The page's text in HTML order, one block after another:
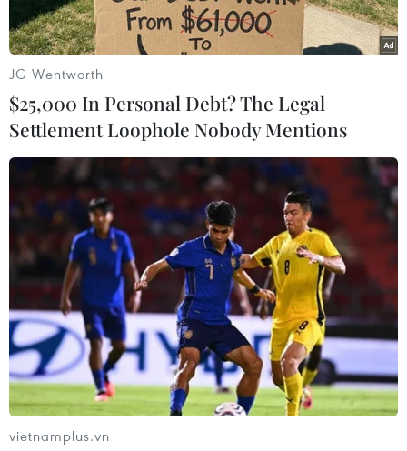
Từ 15 giờ ngày 1/8, giá xăng RON95 giảm
hơn 300 đồng mỗi lít
01/08/2019 08:03
Từ 15 giờ ngày 1/8, xăng E5 RON92 giảm 377 đồng/lít,
xăng RON95-III giảm 316 đồng/lít. Mặt hàng dầu diesel
0,05S tăng 26 đồng/lít, dầu hỏa tăng 7 đồng/lít, dầu
mazút 3.5S giảm 53 đồng
JG Wentworth
$25,000 In Personal Debt? The Legal
Settlement Loophole Nobody Mentions
vietnamplus.vn